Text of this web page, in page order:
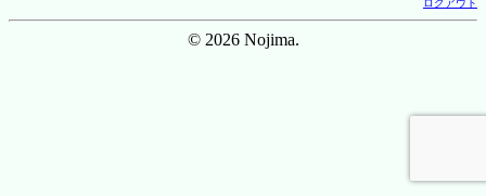
ログアウト
© 2026 Nojima.